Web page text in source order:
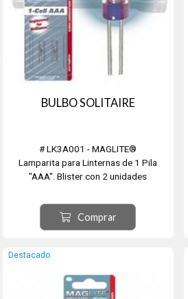
BULBO SOLITAIRE
# LK3A001 - MAGLITE®
Lamparita para Linternas de 1 Pila
"AAA". Blister con 2 unidades
Comprar
Destacado